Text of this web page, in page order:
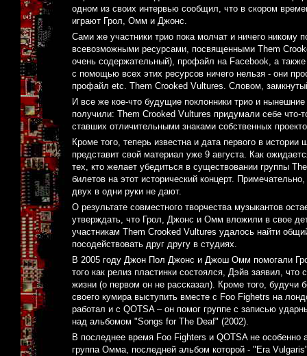
одном из своих интервью сообщил, что в скором
играют Грол, Омм и Джонс.
Сами же участники трио пока молчат и ничего никому
всевозможными ресурсами, посвященными Them
очень содержательный), профайл на Facebook, а
с помощью всех этих ресурсов ничего нельзя - они
профайл etc. Them Crooked Vultures. Словом,
И все же кое-что будущие поклонники трио и
получили: Them Crooked Vultures придумали себе что-
ставших отличительными знаками собственных
Кроме того, теперь известна и дата первого в
представит свой материал уже 9 августа. Как
тех, кто желает убедиться в существовании группы
билетов на этот исторический концерт.
двух в одни руки не дают.
О результате совместного творчества музыкантов
утверждать, что Грол, Джонс и Омм вложили в свое
участникам Them Crooked Vultures удалось найти
посодействовать друг другу в студиях.
В 2005 году Джон Пол Джонс и Джош Омм помогали
того как релиз пластинки состоялся, Дэйв заявил,
жизни (о первом он не рассказал). Кроме того, будучи
своего кумира выступить вместе с Foo Fighetrs на
работал и с QOTSA – он помог группе с записью
над альбомом "Songs for The Deaf" (2002).
В последнее время Foo Fighters и QOTSA не особенно
группа Омма, последней альбом которой - "Era